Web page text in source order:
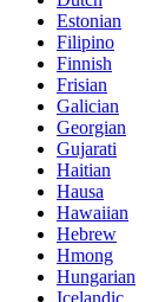
Estonian
Filipino
Finnish
Frisian
Galician
Georgian
Gujarati
Haitian
Hausa
Hawaiian
Hebrew
Hmong
Hungarian
Icelandic